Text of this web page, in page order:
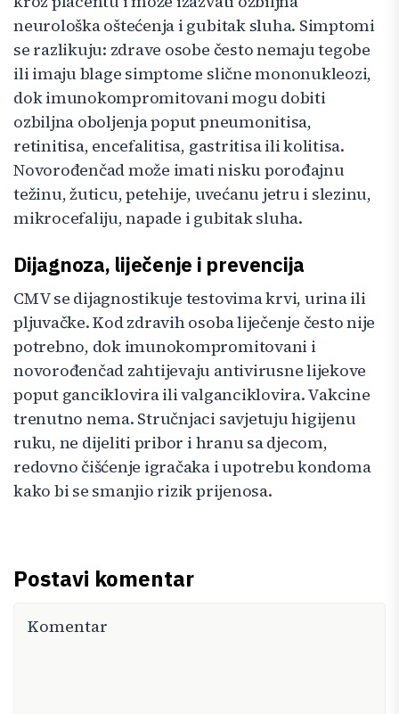
neurološka oštećenja i gubitak sluha. Simptomi
se razlikuju: zdrave osobe često nemaju tegobe
ili imaju blage simptome slične mononukleozi,
dok imunokompromitovani mogu dobiti
ozbiljna oboljenja poput pneumonitisa,
retinitisa, encefalitisa, gastritisa ili kolitisa.
Novorođenčad može imati nisku porođajnu
težinu, žuticu, petehije, uvećanu jetru i slezinu,
mikrocefaliju, napade i gubitak sluha.
Dijagnoza, liječenje i prevencija
CMV se dijagnostikuje testovima krvi, urina ili
pljuvačke. Kod zdravih osoba liječenje često nije
potrebno, dok imunokompromitovani i
novorođenčad zahtijevaju antivirusne lijekove
poput ganciklovira ili valganciklovira. Vakcine
trenutno nema. Stručnjaci savjetuju higijenu
ruku, ne dijeliti pribor i hranu sa djecom,
redovno čišćenje igračaka i upotrebu kondoma
kako bi se smanjio rizik prijenosa.
Postavi komentar